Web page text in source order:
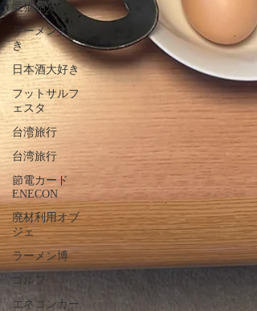
愛猫紹介
ラーメン大好
き
日本酒大好き
フットサルフ
ェスタ
台湾旅行
台湾旅行
節電カード
ENECON
廃材利用オブ
ジェ
ラーメン博
ゴルフ
エネコンカー